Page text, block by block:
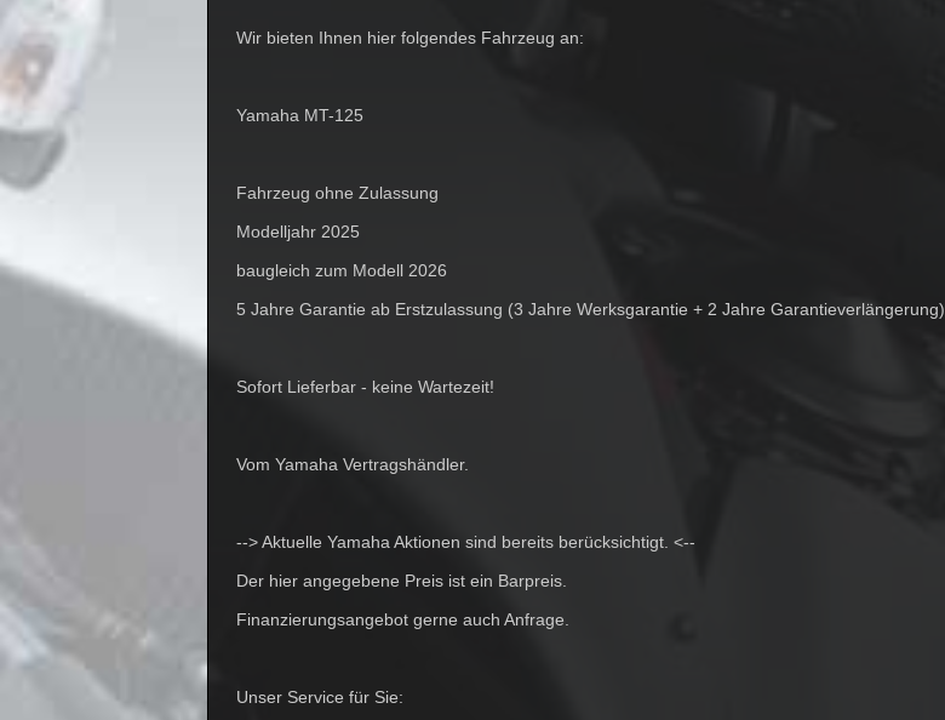
Wir bieten Ihnen hier folgendes Fahrzeug an:
Yamaha MT-125
Fahrzeug ohne Zulassung
Modelljahr 2025
baugleich zum Modell 2026
5 Jahre Garantie ab Erstzulassung (3 Jahre Werksgarantie + 2 Jahre Garantieverlängerung)
Sofort Lieferbar - keine Wartezeit!
Vom Yamaha Vertragshändler.
--> Aktuelle Yamaha Aktionen sind bereits berücksichtigt. <--
Der hier angegebene Preis ist ein Barpreis.
Finanzierungsangebot gerne auch Anfrage.
Unser Service für Sie: